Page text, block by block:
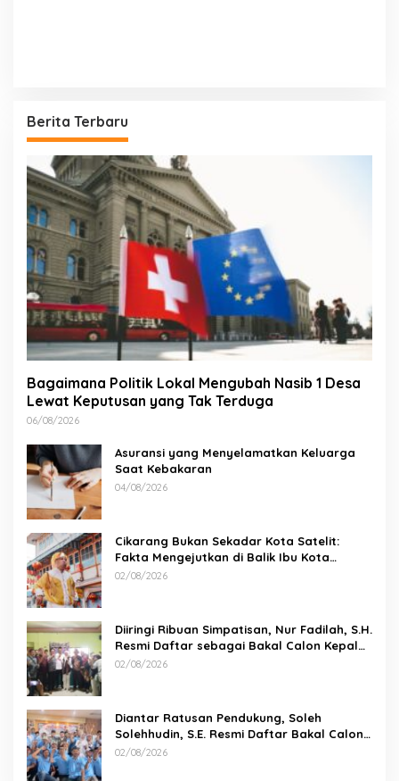
Berita Terbaru
Bagaimana Politik Lokal Mengubah Nasib 1 Desa
Lewat Keputusan yang Tak Terduga
06/08/2026
Asuransi yang Menyelamatkan Keluarga
Saat Kebakaran
04/08/2026
Cikarang Bukan Sekadar Kota Satelit:
Fakta Mengejutkan di Balik Ibu Kota
Industri Jawa…
02/08/2026
Diiringi Ribuan Simpatisan, Nur Fadilah, S.H.
Resmi Daftar sebagai Bakal Calon Kepala
Desa Sumbersari
02/08/2026
Diantar Ratusan Pendukung, Soleh
Solehhudin, S.E. Resmi Daftar Bakal Calon
Kepala Desa Karang Haur
02/08/2026